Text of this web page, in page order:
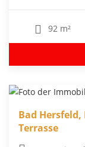
92 m²
Bad
Terrasse